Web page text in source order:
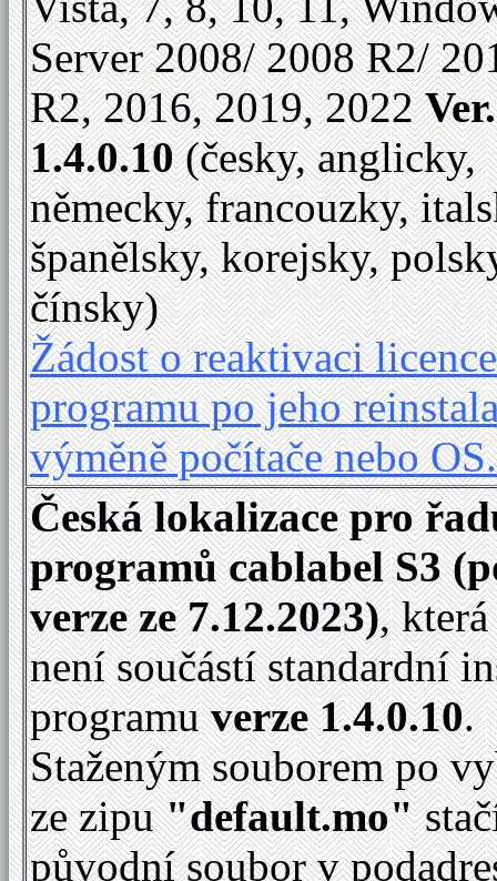
Server 2008/ 2008 R2/
R2, 2016, 2019, 2022Ver.
1.4.0.10(česky, anglicky,
německy, francouzky,
španělsky, korejsky,
čínsky)
Žádost o reaktivaci licence
programu po jeho
výměně počítače nebo
Česká lokalizace pro
programů cablabel S3
verze ze 7.12.2023),
není součástí standardní
programuverze 1.4.0.10.
Staženým souborem po
ze zipu"default.mo"
původní soubor v